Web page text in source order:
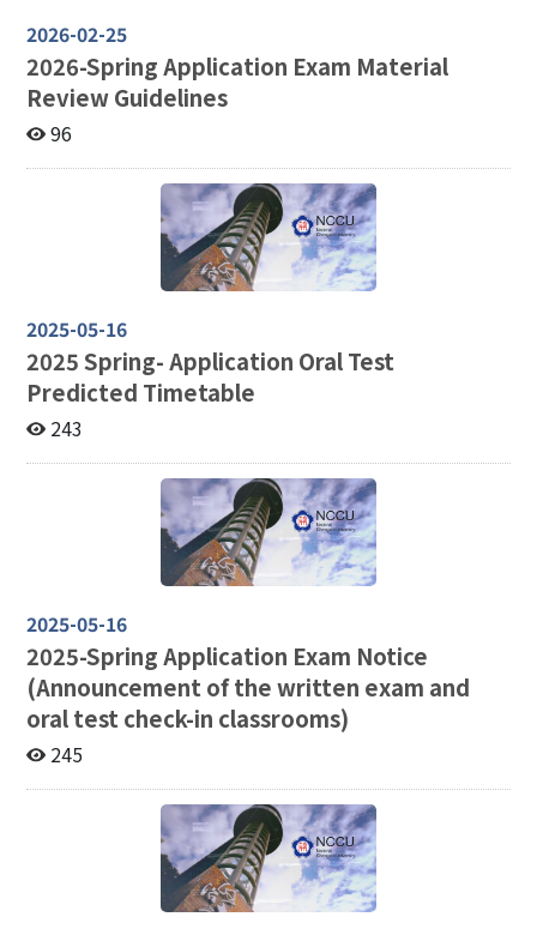
2026-02-25
2026-Spring Application Exam Material
Review Guidelines
96
2025-05-16
2025Spring- Application Oral Test
Predicted Timetable
243
2025-05-16
2025-Spring Application Exam Notice
(Announcement of the written exam and
oral test check-in classrooms)
245